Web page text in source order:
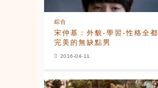
宋仲基：外貌-學習-性格全都
完美的無缺點男
綜合
2016-04-11